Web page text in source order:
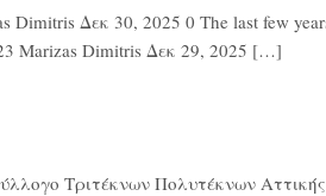
Dimitris Δεκ 30, 2025 0 The last few
Marizas Dimitris Δεκ 29, 2025 […]
Τριτέκνων Πολυτέκνων